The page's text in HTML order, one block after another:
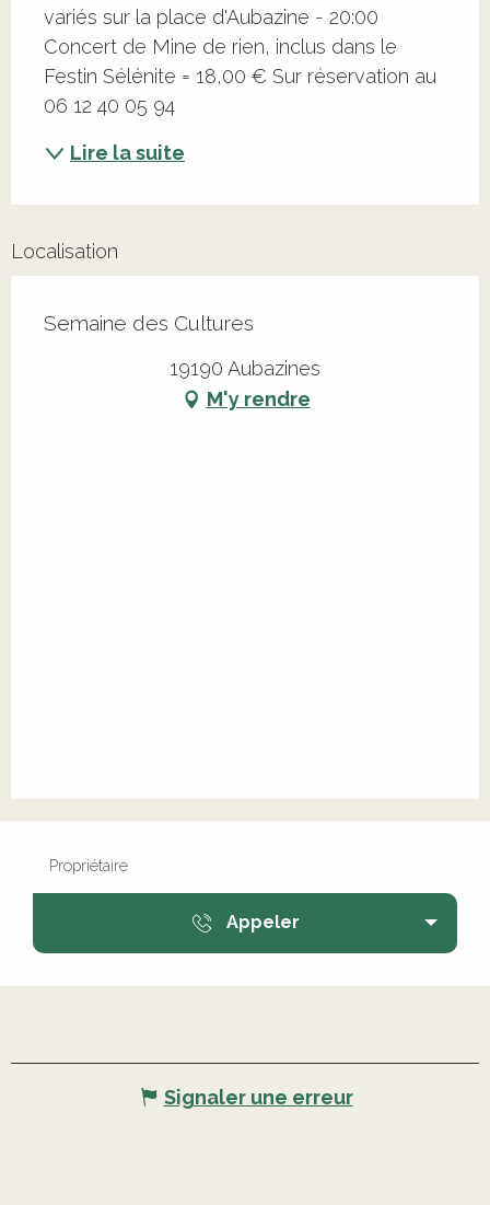
variés sur la place d'Aubazine - 20:00
Concert de Mine de rien, inclus dans le
Festin Sélénite = 18,00 € Sur réservation au
06 12 40 05 94
Lire la suite
Localisation
Semaine des Cultures
19190 Aubazines
M'y rendre
Propriétaire
Appeler
Signaler une erreur